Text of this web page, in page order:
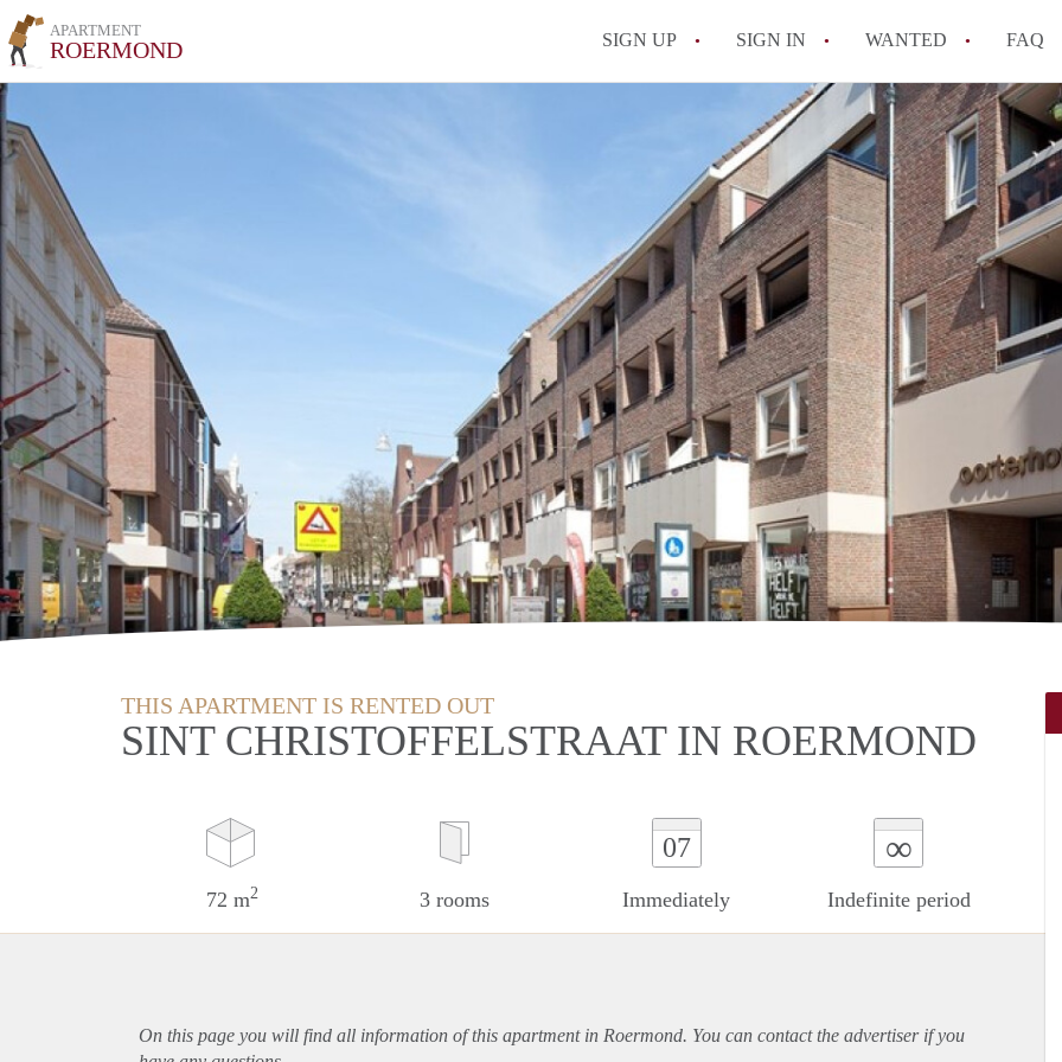
APARTMENT
ROERMOND SIGN UP SIGN IN WANTED FAQ
All FAQs
THIS APARTMENT IS RENTED OUT
SINT CHRISTOFFELSTRAAT IN ROERMOND
72 m2 3 rooms
07
Immediately
∞
Indefinite period
On this page you will find all information of this apartmentin Roermond. You can contact the advertiser if you